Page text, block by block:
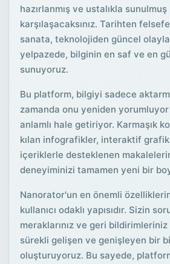
hazırlanmış ve ustalıkla
karşılaşacaksınız. Tarihten
sanata, teknolojiden güncel
yelpazede, bilginin en saf ve en
sunuyoruz.
Bu platform, bilgiyi sadece
zamanda onu yeniden
anlamlı hale getiriyor. Karmaşık
kılan infografikler, interaktif
içeriklerle desteklenen
deneyiminizi tamamen yeni bir
Nanorator'un en önemli
kullanıcı odaklı yapısıdır. Sizin
meraklarınız ve geri
sürekli gelişen ve genişleyen bir
oluşturuyoruz. Bu sayede,